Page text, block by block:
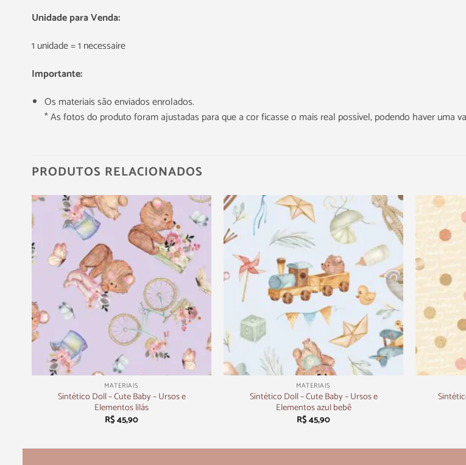
Unidade para Venda:
1 unidade = 1 necessaire
Importante:
Os materiais são enviados enrolados.
* As fotos do produto foram ajustadas para que a cor ficasse o mais real possível, podendo haver uma
PRODUTOS RELACIONADOS
+
MATERIAIS
Sintético Doll – Cute Baby – Ursos e
Elementos lilás
R$45,90
+
MATERIAIS
Sintético Doll – Cute Baby – Ursos e
Elementos azul bebê
R$45,90